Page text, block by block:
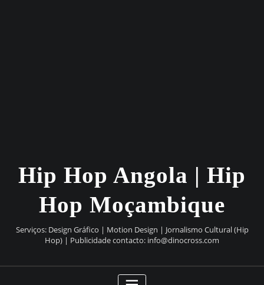
Hip Hop Angola | Hip
Hop Moçambique
Serviços: Design Gráfico | Motion Design | Jornalismo Cultural (Hip
Hop) | Publicidade contacto: info@dinocross.com